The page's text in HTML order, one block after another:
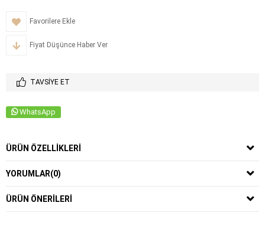
Favorilere Ekle
Fiyat Düşünce Haber Ver
TAVSIYE ET
WhatsApp
ÜRÜN ÖZELLIKLERI
YORUMLAR(0)
ÜRÜN ÖNERILERI